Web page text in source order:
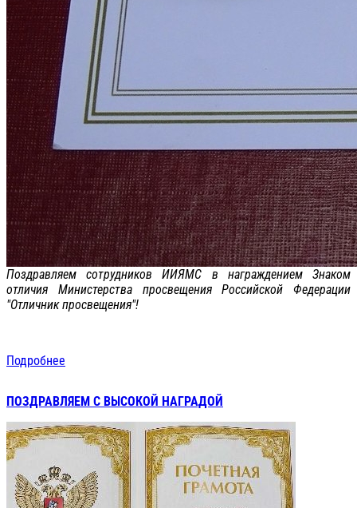
Поздравляем сотрудников ИИЯМС в награждением Знаком
отличия Министерства просвещения Российской Федерации
"Отличник просвещения"!
Подробнее
ПОЗДРАВЛЯЕМ С ВЫСОКОЙ НАГРАДОЙ